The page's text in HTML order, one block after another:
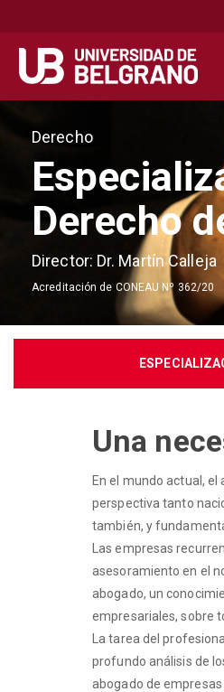
principal
Secondary
navigation
Derecho
Derecho
Director: Dr. Martín Calleja
Acreditación de CONEAU Nº 362/20
Una
En el mundo actual,
perspectiva tanto
también, y
Las empresas
asesoramiento en el
abogado, un
empresariales, sobre
La tarea del
profundo análisis de
abogado de